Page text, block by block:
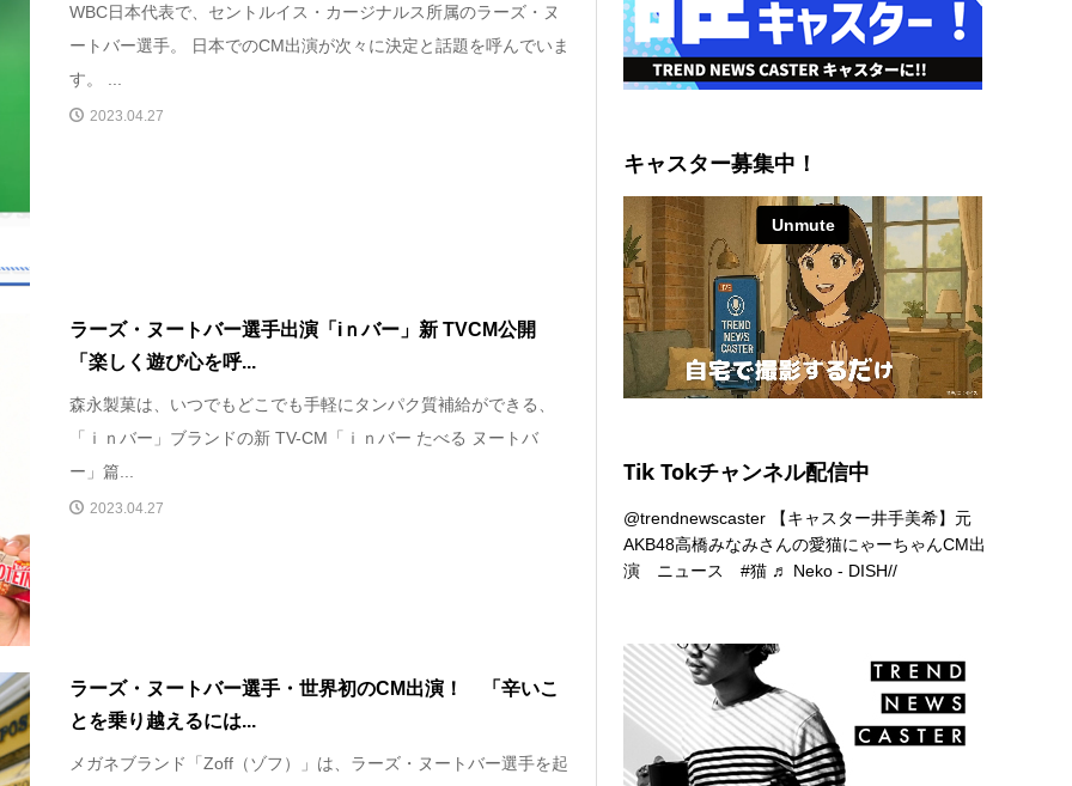
WBC日本代表で、セントルイス・カージナルス所属のラーズ・ヌ
ートバー選手。 日本でのCM出演が次々に決定と話題を呼んでいま
す。 ...
2023.04.27
ラーズ・ヌートバー選手出演「iｎバー」新 TVCM公開
「楽しく遊び心を呼...
森永製菓は、いつでもどこでも手軽にタンパク質補給ができる、
「ｉｎバー」ブランドの新 TV-CM「ｉｎバー たべる ヌートバ
ー」篇...
2023.04.27
ラーズ・ヌートバー選手・世界初のCM出演！ 「辛いこ
とを乗り越えるには...
メガネブランド「Zoff（ゾフ）」は、ラーズ・ヌートバー選手を起
キャスター募集中！
Tik Tokチャンネル配信中
@trendnewscaster 【キャスター井手美希】元
AKB48高橋みなみさんの愛猫にゃーちゃんCM出
演 ニュース#猫 ♬ Neko - DISH//